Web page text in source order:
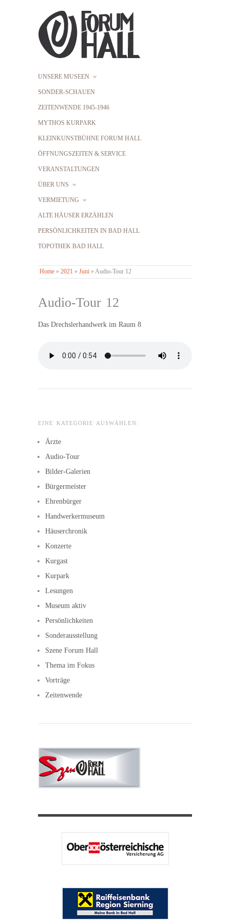
UNSERE MUSEEN
SONDER-SCHAUEN
ZEITENWENDE 1945-1946
MYTHOS KURPARK
KLEINKUNSTBÜHNE FORUM HALL
ÖFFNUNGSZEITEN & SERVICE
VERANSTALTUNGEN
ÜBER UNS
VERMIETUNG
ALTE HÄUSER ERZÄHLEN
PERSÖNLICHKEITEN IN BAD HALL
TOPOTHEK BAD HALL
Home » 2021 » Juni »Audio-Tour 12
Audio-Tour 12
Das Drechslerhandwerk im Raum 8
EINE KATEGORIE AUSWÄHLEN:
Ärzte
Audio-Tour
Bilder-Galerien
Bürgermeister
Ehrenbürger
Handwerkermuseum
Häuserchronik
Konzerte
Kurgast
Kurpark
Lesungen
Museum aktiv
Persönlichkeiten
Sonderausstellung
Szene Forum Hall
Thema im Fokus
Vorträge
Zeitenwende